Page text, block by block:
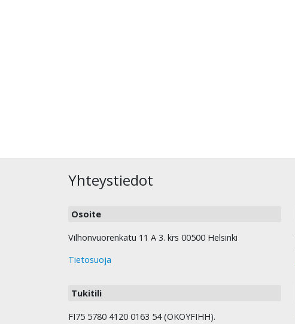
Yhteystiedot
Osoite
Vilhonvuorenkatu 11 A 3. krs 00500 Helsinki
Tietosuoja
Tukitili
FI75 5780 4120 0163 54 (OKOYFIHH).